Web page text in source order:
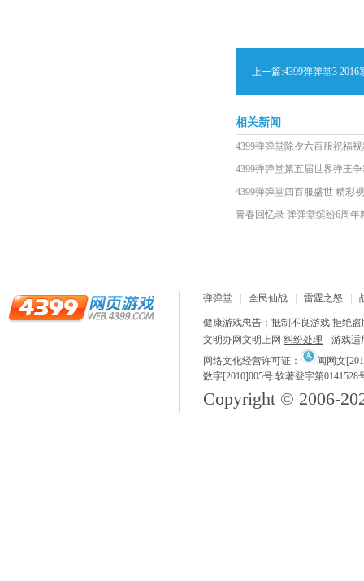
上一篇:4399弹弹堂3
相关新闻
4399弹弹堂除夕六百服祝福
4399弹弹堂第五届世界弹王
4399弹弹堂四百服盛世 精彩
青春回忆录 弹弹堂缤纷6周年
弹弹堂 全民仙战 雷霆之怒
健康游戏忠告：抵制不良游戏 拒绝
文明办网文明上网 纠纷处理
游戏适
网络文化经营许可证：
闽网文
数字[2010]005号 软著登字第0141528
Copyright © 2006-